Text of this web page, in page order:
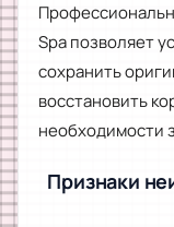
Spa позволяет
сохранить
восстановить
необходимости
Признаки